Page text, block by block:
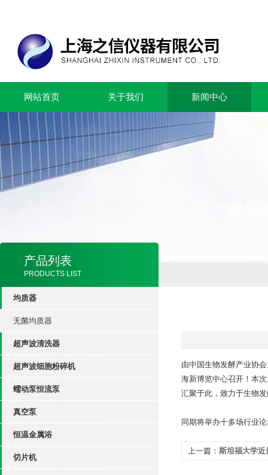
网站首页 关于我们 新闻中心
产品列表
PRODUCTS LIST
均质器
无菌均质器
超声波清洗器
超声波细胞粉碎机
蠕动泵恒流泵
真空泵
恒温金属浴
切片机
由中国生物发酵产业协
海新博览中心召开！本
汇聚于此，致力于生物
同期将举办十多场行业
上一篇： 斯坦福大学近